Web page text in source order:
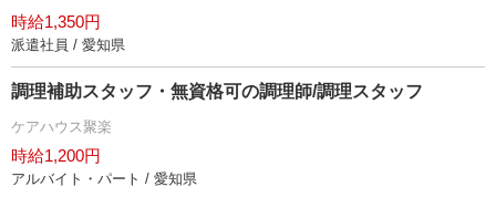
時給1,350円
派遣社員 / 愛知県
調理補助スタッフ・無資格可の調理師/調理スタッフ
ケアハウス聚楽
時給1,200円
アルバイト・パート / 愛知県